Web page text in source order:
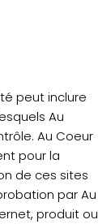
peut inclure
Au
Au Coeur
pour la
de ces sites
par Au
produit ou